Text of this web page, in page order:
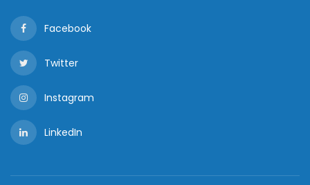
Facebook
Twitter
Instagram
LinkedIn